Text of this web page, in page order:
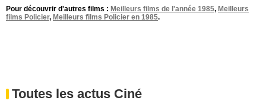
Pour découvrir d'autres films : Meilleurs films de l'année 1985, Meilleurs
films Policier, Meilleurs films Policier en 1985.
Toutes les actus Ciné